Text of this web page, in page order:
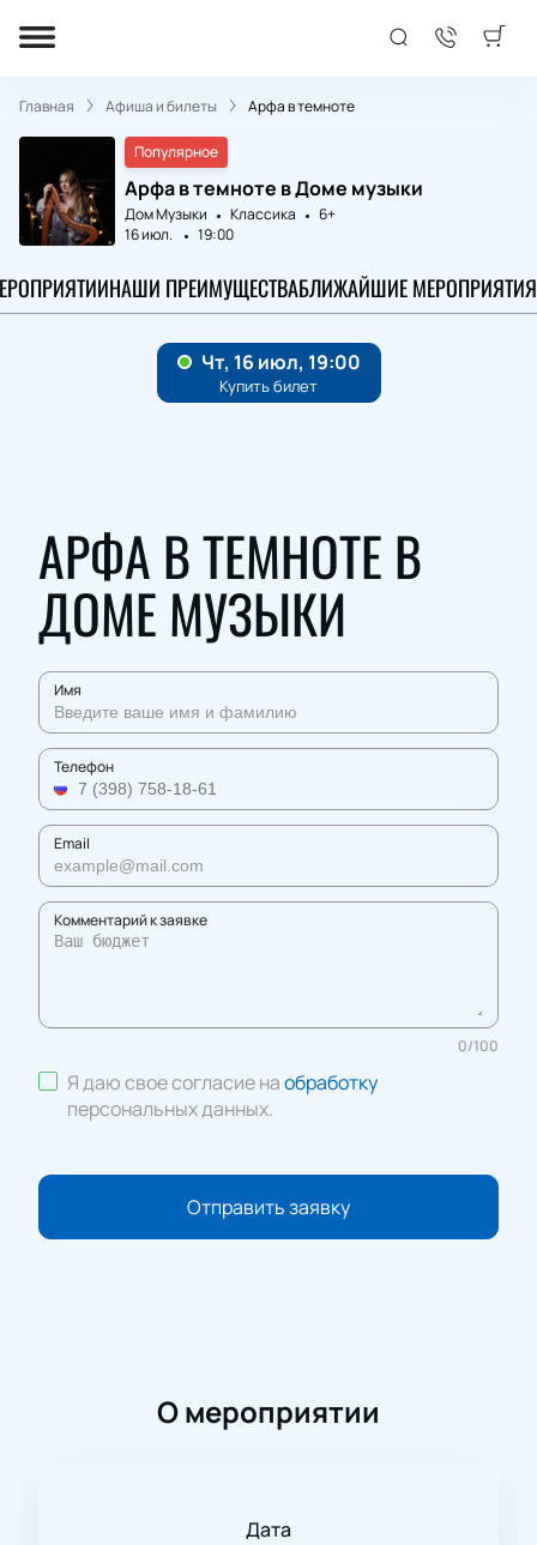
Главная Афиша и билеты Арфа в темноте
Популярное
Арфа в темноте в Доме музыки
Дом Музыки Классика
6+
16 июл.
19:00
НАШИ ПРЕИМУЩЕСТВАБЛИЖАЙШИЕ МЕРОПРИЯТИЯ
АРФА В ТЕМНОТЕ В
ДОМЕ МУЗЫКИ
Имя
Телефон
Email
Комментарий к заявке
0/100
Я даю свое согласие наобработку
персональных данных.
Отправить заявку
О мероприятии
Дата